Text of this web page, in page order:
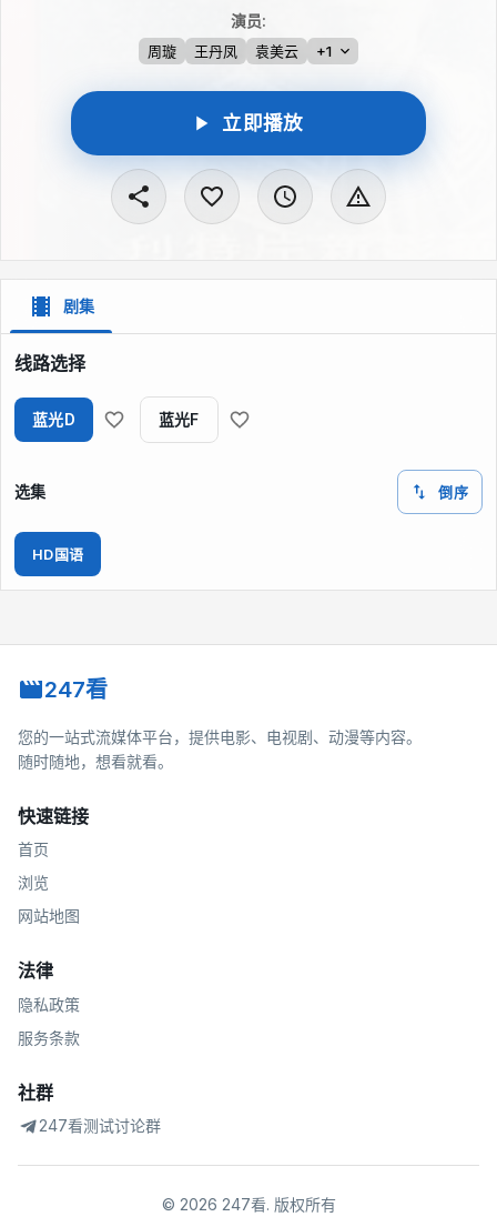
最终通过掉包的计策破坏了宝玉和黛玉之间的爱情。林黛玉在病榻
上心灰意冷而去世。贾宝玉在新婚之夜发现自己受到欺骗，在为林
黛玉祭奠之后，抛弃了通灵宝玉，决定离开尘世，出家修行。
演员:
周璇 王丹凤 袁美云 +1
立即播放
剧集
线路选择
蓝光D 蓝光F
选集 倒序
HD国语
247看
您的一站式流媒体平台，提供电影、电视剧、动漫等内容。
随时随地，想看就看。
快速链接
首页
浏览
网站地图
法律
隐私政策
服务条款
社群
247看测试讨论群
© 2026 247看. 版权所有